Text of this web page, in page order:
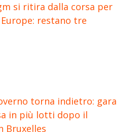
si ritira dalla corsa per
restano tre
torna indietro: gara
in più lotti dopo il
Bruxelles